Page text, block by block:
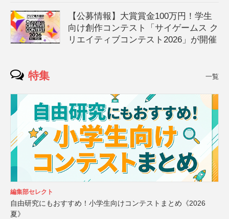
【公募情報】大賞賞金100万円！学生
向け創作コンテスト「サイゲームス ク
リエイティブコンテスト2026」が開催
特集 一覧
編集部セレクト
自由研究にもおすすめ！小学生向けコンテストまとめ《2026
夏》